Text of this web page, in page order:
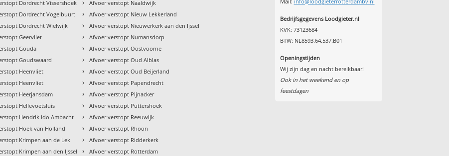
Dordrecht Vissershoek
Dordrecht Vogelbuurt
Dordrecht Wielwijk
Geervliet
Gouda
Goudswaard
Heenvliet
Heenvliet
Heerjansdam
Hellevoetsluis
Hendrik ido Ambacht
Hoek van Holland
Krimpen aan de Lek
Krimpen aan den IJssel
› Afvoer verstopt Naaldwijk
› Afvoer verstopt Nieuw Lekkerland
› Afvoer verstopt Nieuwerkerk aan den Ijssel
› Afvoer verstopt Numansdorp
› Afvoer verstopt Oostvoorne
› Afvoer verstopt Oud Alblas
› Afvoer verstopt Oud Beijerland
› Afvoer verstopt Papendrecht
› Afvoer verstopt Pijnacker
› Afvoer verstopt Puttershoek
› Afvoer verstopt Reeuwijk
› Afvoer verstopt Rhoon
› Afvoer verstopt Ridderkerk
› Afvoer verstopt Rotterdam
Bedrijfsgegevens Loodgieter.nl
KVK: 73123684
BTW: NL8593.64.537.B01
Openingstijden
Wij zijn dag en nacht bereikbaar!
Ook in het weekend en op
feestdagen